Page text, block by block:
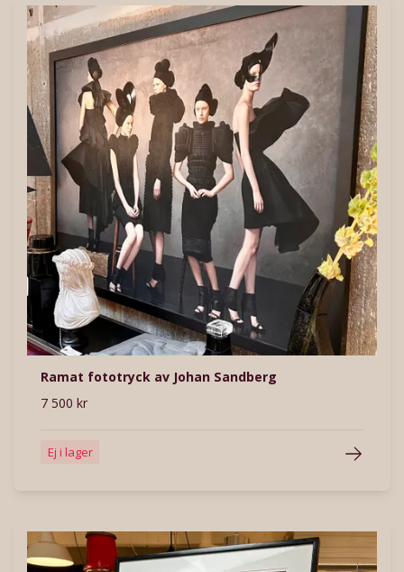
Ramat fototryck av Johan Sandberg
7 500 kr
Ej i lager